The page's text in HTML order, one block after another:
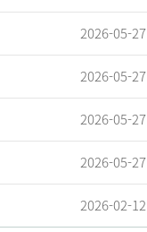
2026-05-27
2026-05-27
2026-05-27
2026-05-27
2026-02-12